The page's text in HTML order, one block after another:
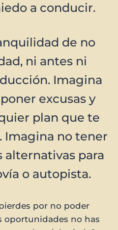
a conducir.
de no
ni antes ni
Imagina
excusas y
plan que te
Imagina no tener
alternativas para
o autopista.
por no poder
oportunidades no has